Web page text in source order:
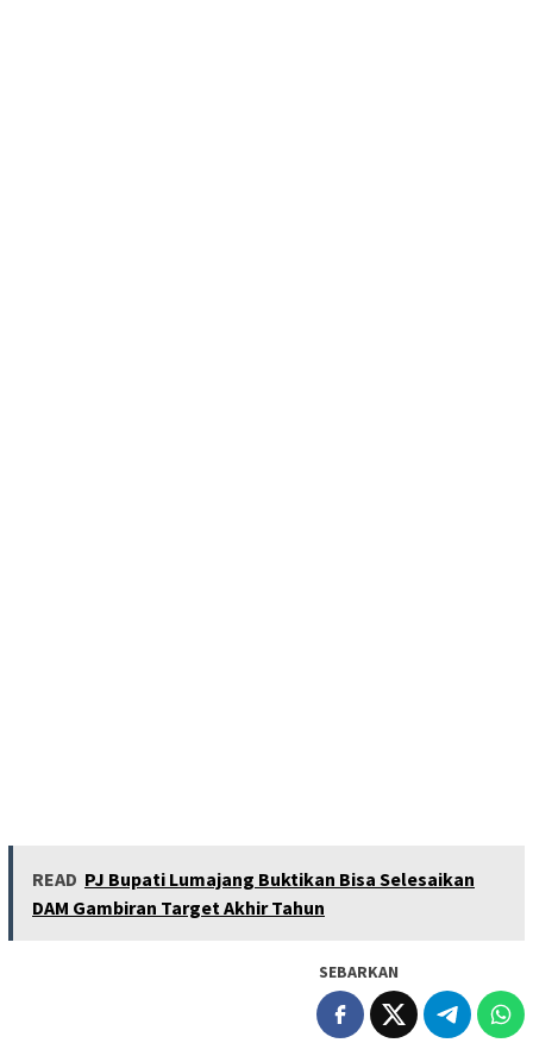
READ PJ Bupati Lumajang Buktikan Bisa Selesaikan
DAM Gambiran Target Akhir Tahun
SEBARKAN